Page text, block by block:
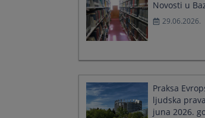
Novosti u
29.06.2026.
Praksa
ljudska
juna 2026.